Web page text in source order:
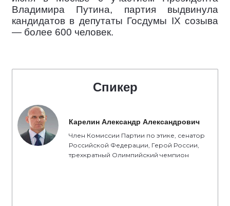
Владимира Путина, партия выдвинула
кандидатов в депутаты Госдумы IX созыва
— более 600 человек.
Спикер
Карелин Александр Александрович
Член Комиссии Партии по этике, сенатор
Российской Федерации, Герой России,
трехкратный Олимпийский чемпион